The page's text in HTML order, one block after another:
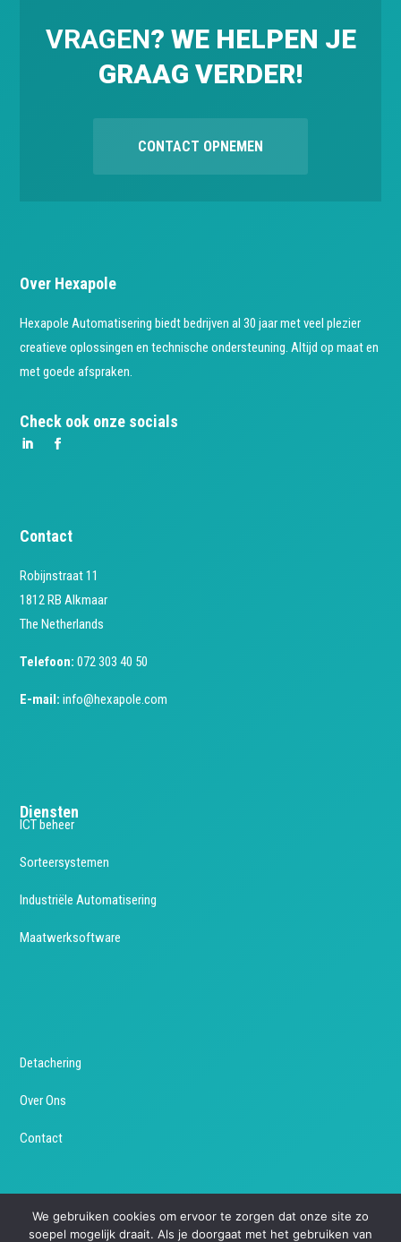
VRAGEN? WE HELPEN JE
GRAAG VERDER!
CONTACT OPNEMEN
Over Hexapole
Hexapole Automatisering biedt bedrijven al 30 jaar met veel plezier
creatieve oplossingen en technische ondersteuning. Altijd op maat en
met goede afspraken.
Check ook onze socials
Contact
Robijnstraat 11
1812 RB Alkmaar
The Netherlands
Telefoon: 072 303 40 50
E-mail: info@hexapole.com
Diensten
ICT beheer
Sorteersystemen
Industriële Automatisering
Maatwerksoftware
Detachering
Over Ons
Contact
We gebruiken cookies om ervoor te zorgen dat onze site zo
soepel mogelijk draait. Als je doorgaat met het gebruiken van